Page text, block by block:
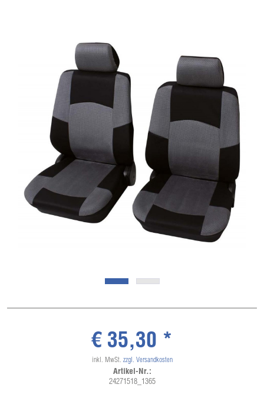
€ 35,30 *
inkl. MwSt. zzgl. Versandkosten
Artikel-Nr.:
24271518_1365